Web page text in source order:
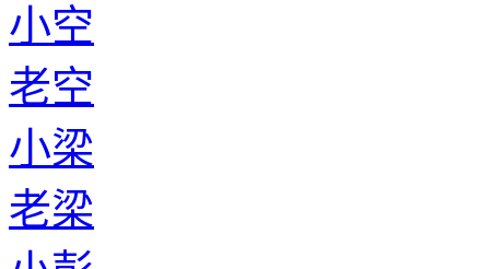
小空
老空
小梁
老梁